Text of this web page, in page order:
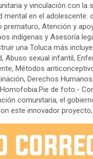
y vinculación con
mental en el adolescente:
prematuro, Atención y
indígenas y Asesoría
una Toluca más
Abuso sexual infantil,
Métodos
Derechos
de foto.-
comunitaria, el
este innovador